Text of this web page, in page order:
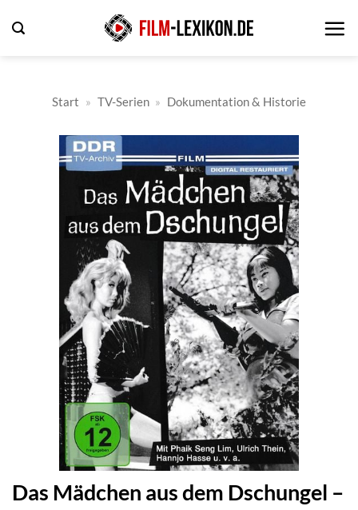
Inhalt
Start » TV-Serien » Dokumentation & Historie
Das Mädchen aus dem Dschungel –